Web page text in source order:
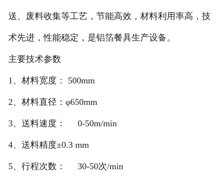
送、废料收集等工艺，节能高效，材料利用率高，技
术先进，性能稳定，是铝箔餐具生产设备。
主要技术参数
1、材料宽度： 500mm
2、材料直径：φ650mm
3、送料速度： 0-50m/min
4、送料精度±0.3 mm
5、行程次数： 30-50次/min